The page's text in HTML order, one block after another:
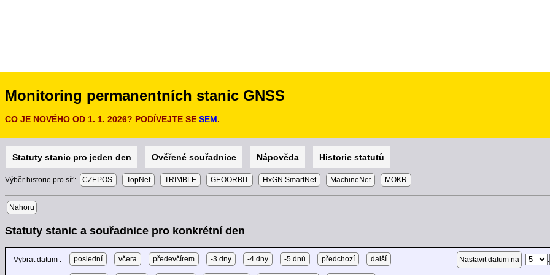
Monitoring permanentních stanic GNSS
CO JE NOVÉHO OD 1. 1. 2026? PODÍVEJTE SE SEM.
Statuty stanic pro jeden den Ověřené souřadnice Nápověda Historie statutů
Výběr historie pro síť: CZEPOS TopNet TRIMBLE GEOORBIT HxGN SmartNet MachineNet MOKR
Nahoru
Statuty stanic a souřadnice pro konkrétní den
Vybrat datum : poslední včera předevčírem -3 dny -4 dny -5 dnů předchozí další .